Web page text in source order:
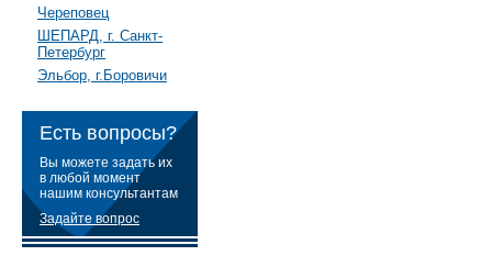
Череповец
ШЕПАРД, г. Санкт-
Петербург
Эльбор, г.Боровичи
Есть вопросы?
Вы можете задать их
в любой момент
нашим консультантам
Задайте вопрос